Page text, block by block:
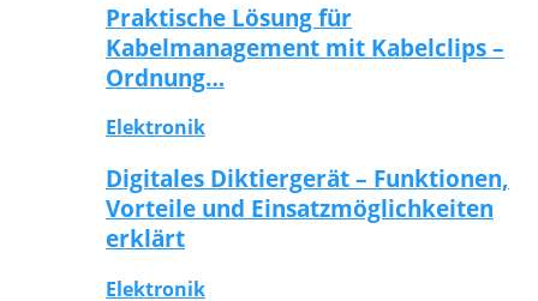
Praktische Lösung für
Kabelmanagement mit Kabelclips –
Ordnung…
Elektronik
Digitales Diktiergerät – Funktionen,
Vorteile und Einsatzmöglichkeiten
erklärt
Elektronik